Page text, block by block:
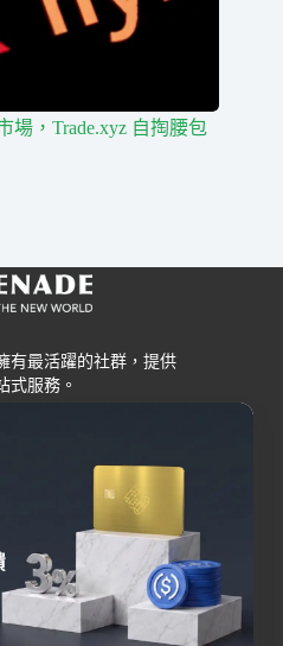
場，Trade.xyz 自掏腰包
有最活躍的社群，提供
式服務。
交易所
Bybit
OKX
HOYA BIT